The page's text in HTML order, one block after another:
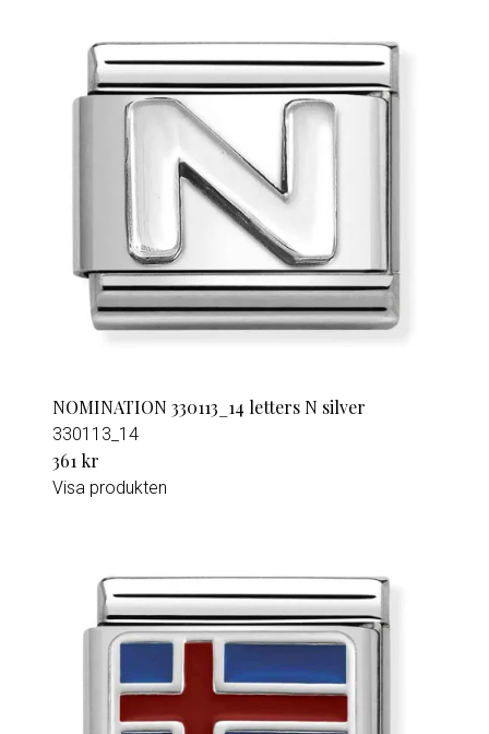
NOMINATION 330113_14 letters N silver
330113_14
361 kr
Visa produkten